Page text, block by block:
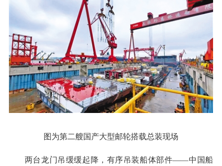
图为第二艘国产大型邮轮搭载总装现场
两台龙门吊缓缓起降，有序吊装船体部件——中国船